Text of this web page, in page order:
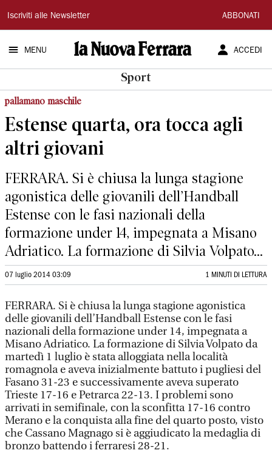
La
Nuova
Ferrara
Iscriviti alle Newsletter ABBONATI
MENU ACCEDI
Sport
pallamano maschile
Estense quarta, ora tocca agli
altri giovani
FERRARA. Si è chiusa la lunga stagione
agonistica delle giovanili dell’Handball
Estense con le fasi nazionali della
formazione under 14, impegnata a Misano
Adriatico. La formazione di Silvia Volpato...
07 luglio 2014 03:09 1 MINUTI DI LETTURA
FERRARA. Si è chiusa la lunga stagione agonistica
delle giovanili dell’Handball Estense con le fasi
nazionali della formazione under 14, impegnata a
Misano Adriatico. La formazione di Silvia Volpato da
martedì 1 luglio è stata alloggiata nella località
romagnola e aveva inizialmente battuto i pugliesi del
Fasano 31-23 e successivamente aveva superato
Trieste 17-16 e Petrarca 22-13. I problemi sono
arrivati in semifinale, con la sconfitta 17-16 contro
Merano e la conquista alla fine del quarto posto, visto
che Cassano Magnago si è aggiudicato la medaglia di
bronzo battendo i ferraresi 28-21.